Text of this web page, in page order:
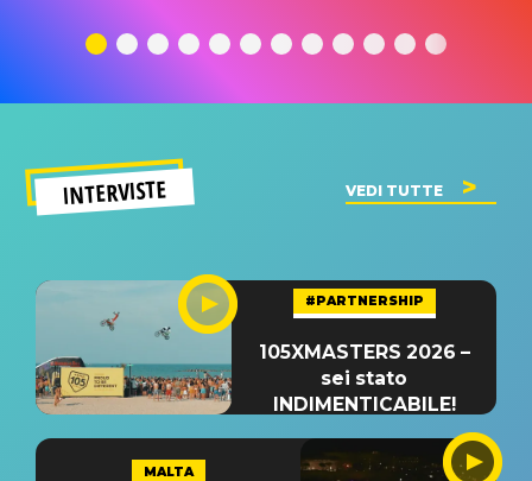
significato
del singolo
INTERVISTE VEDI TUTTE
#PARTNERSHIP
105XMASTERS 2026 –
sei stato
INDIMENTICABILE!
MALTA